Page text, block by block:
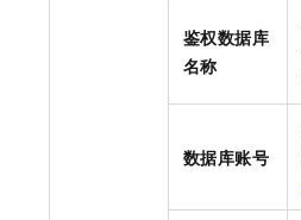
鉴权数据库
名称
数据库账号